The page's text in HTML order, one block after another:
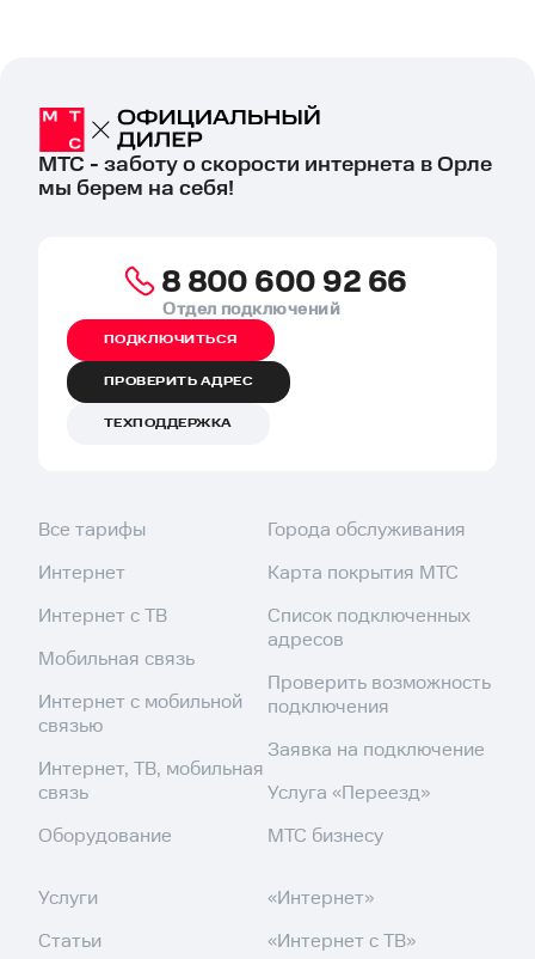
МТС - заботу о скорости интернета в Орле
мы берем на себя!
8 800 600 92 66
Отдел подключений
ПОДКЛЮЧИТЬСЯ
ПРОВЕРИТЬ АДРЕС
ТЕХПОДДЕРЖКА
Все тарифы
Интернет
Интернет с ТВ
Мобильная связь
Интернет с мобильной
связью
Интернет, ТВ, мобильная
связь
Оборудование
Города обслуживания
Карта покрытия МТС
Список подключенных
адресов
Проверить возможность
подключения
Заявка на подключение
Услуга «Переезд»
МТС бизнесу
Услуги
Статьи
«Интернет»
«Интернет с ТВ»